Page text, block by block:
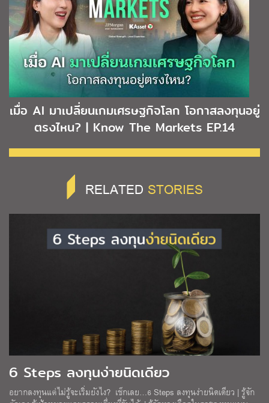
เมื่อ AI มาเปลี่ยนเกมเศรษฐกิจโลก โอกาสลงทุนอยู่
ตรงไหน? | Know The Markets EP.14
RELATED STORIES
6 Steps ลงทุนง่ายนิดเดียว
อยากลงทุนแต่ไม่รู้จะเริ่มยังไง? เช็กเลย…6 Steps ลงทุนง่ายนิดเดียว | รู้จัก